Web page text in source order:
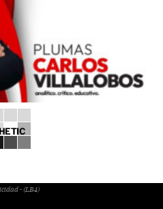
- (LB4)